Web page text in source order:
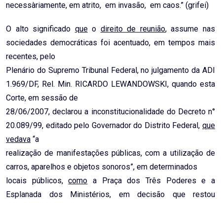
necessàriamente, em atrito, em invasão, em caos.” (grifei)
O alto significado queo direito de reunião, assume nas
sociedades democráticas foi acentuado, em tempos mais
recentes, pelo
Plenário do Supremo Tribunal Federal, no julgamento da ADI
1.969/DF, Rel. Min. RICARDO LEWANDOWSKI, quando esta
Corte, em sessão de
28/06/2007, declarou a inconstitucionalidade do Decreto n°
20.089/99, editado pelo Governador do Distrito Federal, que
vedava “a
realização de manifestações públicas, com a utilização de
carros, aparelhos e objetos sonoros”, em determinados
locais públicos,como a Praça dos Três Poderes e a
Esplanada dos Ministérios, em decisão que restou